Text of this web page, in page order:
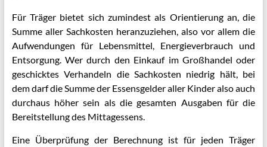
Für Träger bietet sich zumindest als Orientierung an, die
Summe aller Sachkosten heranzuziehen, also vor allem die
Aufwendungen für Lebensmittel, Energieverbrauch und
Entsorgung. Wer durch den Einkauf im Großhandel oder
geschicktes Verhandeln die Sachkosten niedrig hält, bei
dem darf die Summe der Essensgelder aller Kinder also auch
durchaus höher sein als die gesamten Ausgaben für die
Bereitstellung des Mittagessens.
Eine Überprüfung der Berechnung ist für jeden Träger